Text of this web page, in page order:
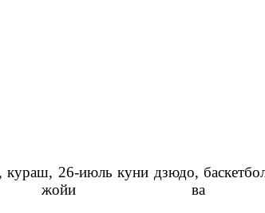
кураш, 26-июль куни дзюдо,
жойи ва